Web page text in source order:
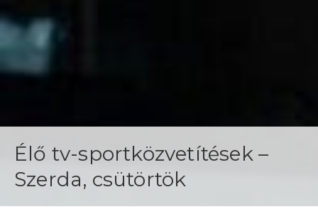
Élő tv-sportközvetítések –
Szerda, csütörtök